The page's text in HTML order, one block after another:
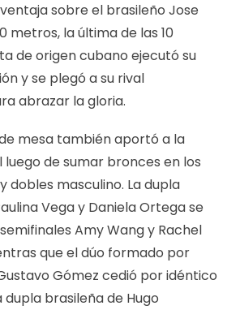
sobre el brasileño Jose
metros, la última de las 10
de origen cubano ejecutó su
y se plegó a su rival
abrazar la gloria.
mesa también aportó a la
de sumar bronces en los
dobles masculino. La dupla
Vega y Daniela Ortega se
Amy Wang y Rachel
que el dúo formado por
Gómez cedió por idéntico
brasileña de Hugo